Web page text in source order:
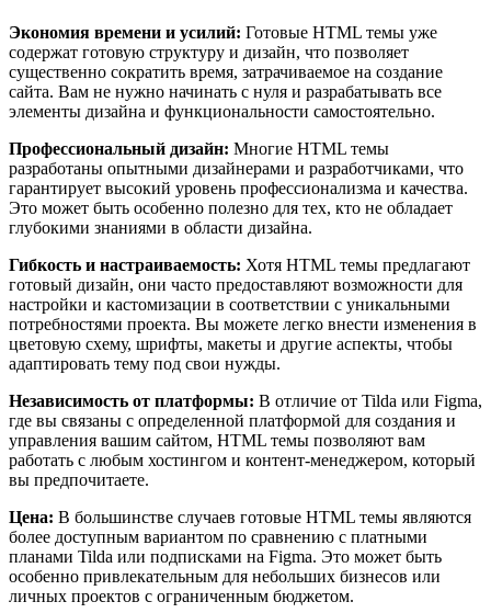
Экономия времени и усилий: Готовые HTML темы уже
содержат готовую структуру и дизайн, что позволяет
существенно сократить время, затрачиваемое на создание
сайта. Вам не нужно начинать с нуля и разрабатывать все
элементы дизайна и функциональности самостоятельно.
Профессиональный дизайн: Многие HTML темы
разработаны опытными дизайнерами и разработчиками, что
гарантирует высокий уровень профессионализма и качества.
Это может быть особенно полезно для тех, кто не обладает
глубокими знаниями в области дизайна.
Гибкость и настраиваемость: Хотя HTML темы предлагают
готовый дизайн, они часто предоставляют возможности для
настройки и кастомизации в соответствии с уникальными
потребностями проекта. Вы можете легко внести изменения в
цветовую схему, шрифты, макеты и другие аспекты, чтобы
адаптировать тему под свои нужды.
Независимость от платформы: В отличие от Tilda или Figma,
где вы связаны с определенной платформой для создания и
управления вашим сайтом, HTML темы позволяют вам
работать с любым хостингом и контент-менеджером, который
вы предпочитаете.
Цена: В большинстве случаев готовые HTML темы являются
более доступным вариантом по сравнению с платными
планами Tilda или подписками на Figma. Это может быть
особенно привлекательным для небольших бизнесов или
личных проектов с ограниченным бюджетом.